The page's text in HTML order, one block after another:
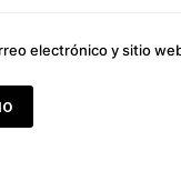
electrónico y sitio